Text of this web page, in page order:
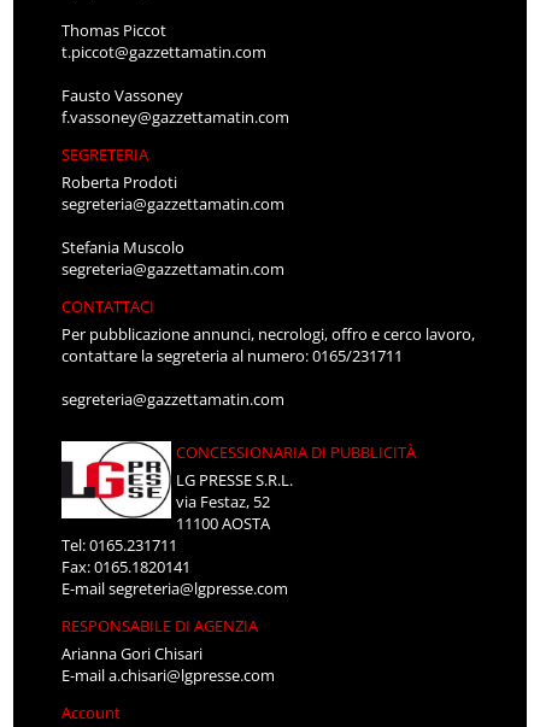
Thomas Piccot
t.piccot@gazzettamatin.com
Fausto Vassoney
f.vassoney@gazzettamatin.com
SEGRETERIA
Roberta Prodoti
segreteria@gazzettamatin.com
Stefania Muscolo
segreteria@gazzettamatin.com
CONTATTACI
Per pubblicazione annunci, necrologi, offro e cerco lavoro,
contattare la segreteria al numero: 0165/231711
segreteria@gazzettamatin.com
CONCESSIONARIA DI PUBBLICITÀ
LG PRESSE S.R.L.
via Festaz, 52
11100 AOSTA
Tel: 0165.231711
Fax: 0165.1820141
E-mailsegreteria@lgpresse.com
RESPONSABILE DI AGENZIA
Arianna Gori Chisari
E-maila.chisari@lgpresse.com
Account